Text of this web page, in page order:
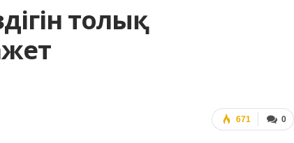
толық
0
671